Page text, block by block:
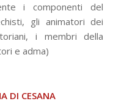
i componenti del
gli animatori dei
i membri della
e adma)
DI CESANA